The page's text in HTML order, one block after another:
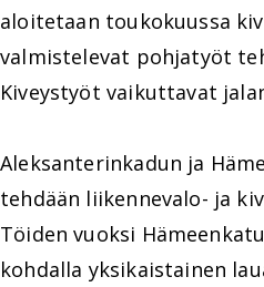
aloitetaan toukokuussa
valmistelevat pohjatyöt
Kiveystyöt vaikuttavat
Aleksanterinkadun ja
tehdään liikennevalo- ja
Töiden vuoksi
kohdalla yksikaistainen